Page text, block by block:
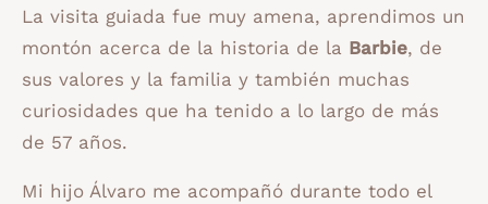
La visita guiada fue muy amena, aprendimos un
montón acerca de la historia de la Barbie, de
sus valores y la familia y también muchas
curiosidades que ha tenido a lo largo de más
de 57 años.
Mi hijo Álvaro me acompañó durante todo el